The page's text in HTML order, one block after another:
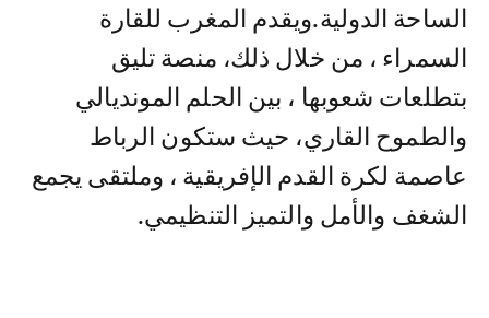
الساحة الدولية.ويقدم المغرب للقارة
السمراء ، من خلال ذلك، منصة تليق
بتطلعات شعوبها ، بين الحلم المونديالي
والطموح القاري، حيث ستكون الرباط
عاصمة لكرة القدم الإفريقية ، وملتقى يجمع
الشغف والأمل والتميز التنظيمي.